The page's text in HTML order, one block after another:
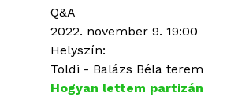
Q&A
2022. november 9. 19:00
Helyszín:
Toldi - Balázs Béla terem
Hogyan lettem partizán